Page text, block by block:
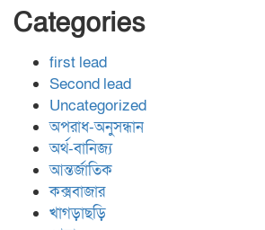
Categories
first lead
Second lead
Uncategorized
অপরাধ-অনুসন্ধান
অর্থ-বানিজ্য
আন্তর্জাতিক
কক্সবাজার
খাগড়াছড়ি